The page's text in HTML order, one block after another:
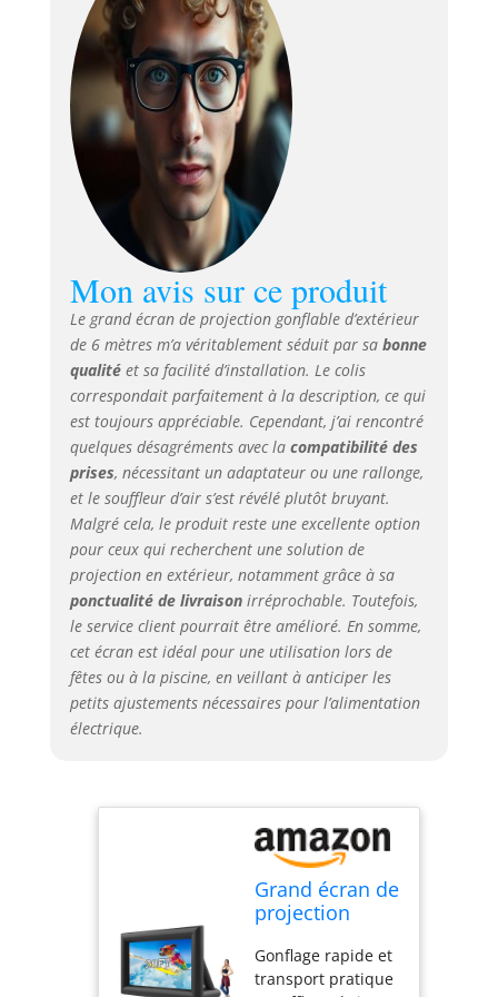
où vous voulez.
Idéal pour les
aventures de
camping, les
pique-niques, les
anniversaires en
plein air, les fêtes
de piscine et les
fêtes de mariage.
Qui plus est,
l'arrière, il
fonctionnera pour
une utilisation
avec projection
inversée. Matériau
de haute qualité et
facile à nettoyer :
nous utilisons un
tissu Oxford 210D,
plusieurs
processus de
couture. La taille
de l'écran est plus
grande que les
produits similaires
et la qualité est
meilleure. La toile
blanche est
noir est fabriqué
en tissu Oxford
plus résistant pour
garantir la
durabilité. Facile à
nettoyer avec un
chiffon et ne se
casse pas. Design
Mon avis sur ce produit
Le grand écran de projection gonflable d’extérieur
de 6 mètres m’a véritablement séduit par sa bonne
qualitéet sa facilité d’installation. Le colis
correspondait parfaitement à la description, ce qui
est toujours appréciable. Cependant, j’ai rencontré
quelques désagréments avec la compatibilité des
prises, nécessitant un adaptateur ou une rallonge,
et le souffleur d’air s’est révélé plutôt bruyant.
Malgré cela, le produit reste une excellente option
pour ceux qui recherchent une solution de
projection en extérieur, notamment grâce à sa
ponctualité de livraisonirréprochable. Toutefois,
le service client pourrait être amélioré. En somme,
cet écran est idéal pour une utilisation lors de
fêtes ou à la piscine, en veillant à anticiper les
petits ajustements nécessaires pour l’alimentation
électrique.
Grand écran de
projection
d'extérieur
avec souffleur
Gonflage rapide et
transport pratique